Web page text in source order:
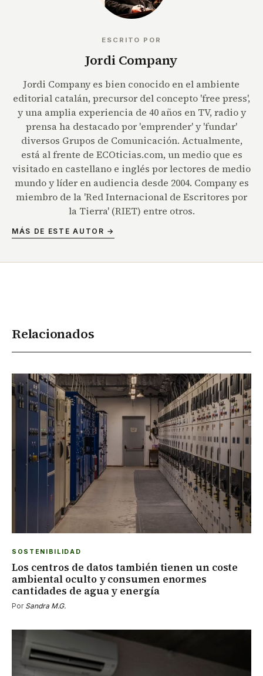
ESCRITO POR
Jordi Company
Jordi Company es bien conocido en el ambiente
editorial catalán, precursor del concepto 'free press',
y una amplia experiencia de 40 años en TV, radio y
prensa ha destacado por 'emprender' y 'fundar'
diversos Grupos de Comunicación. Actualmente,
está al frente de ECOticias.com, un medio que es
visitado en castellano e inglés por lectores de medio
mundo y líder en audiencia desde 2004. Company es
miembro de la 'Red Internacional de Escritores por
la Tierra' (RIET) entre otros.
MÁS DE ESTE AUTOR →
Relacionados
SOSTENIBILIDAD
Los centros de datos también tienen un coste
ambiental oculto y consumen enormes
cantidades de agua y energía
Por Sandra M.G.